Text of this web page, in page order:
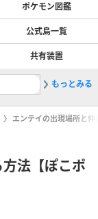
ポケモン図鑑
公式島一覧
共有装置
2ブクブ
もっとみる
エンテイの出現場所と
法【ぽこポ